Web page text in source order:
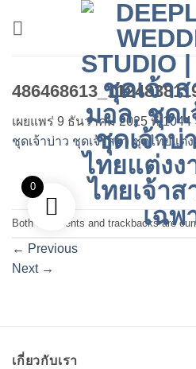
เผยแพร่ 9 ธันวาคม 2025ที่1044
ชุดเจ้าบ่าว ชุดเจ้าสาว ชุดไทยแต่
Both comments and trackbacks are
← Previous
Next →
เกี่ยวกับเรา
0